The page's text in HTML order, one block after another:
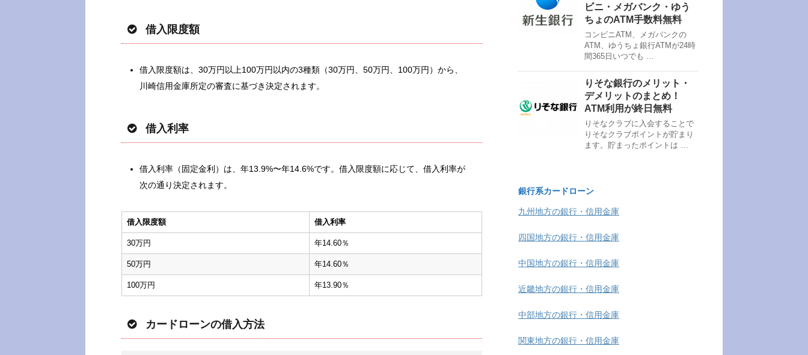
借入限度額
借入限度額は、30万円以上100万円以内の3種類（30万円、50万円、100万円）から、
川崎信用金庫所定の審査に基づき決定されます。
借入利率
借入利率（固定金利）は、年13.9%〜年14.6%です。借入限度額に応じて、借入利率が
次の通り決定されます。
借入限度額 借入利率
30万円 年14.60％
50万円 年14.60％
100万円 年13.90％
カードローンの借入方法
ビニ・メガバンク・ゆう
ちょのATM手数料無料
コンビニATM、メガバンクの
ATM、ゆうちょ銀行ATMが24時
間365日いつでも …
りそな銀行のメリット・
デメリットのまとめ！
ATM利用が終日無料
りそなクラブに入会することで
りそなクラブポイントが貯まり
ます。貯まったポイントは …
銀行系カードローン
九州地方の銀行・信用金庫
四国地方の銀行・信用金庫
中国地方の銀行・信用金庫
近畿地方の銀行・信用金庫
中部地方の銀行・信用金庫
関東地方の銀行・信用金庫